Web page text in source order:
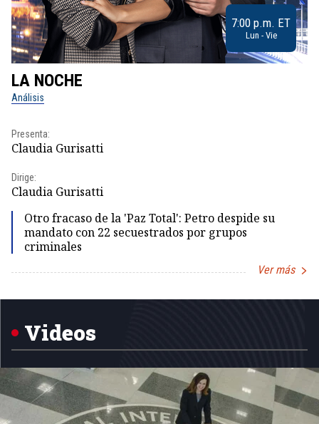
7:00 p.m. ET
Lun - Vie
LA NOCHE
Análisis
Presenta:
Claudia Gurisatti
Dirige:
Claudia Gurisatti
Otro fracaso de la 'Paz Total': Petro despide su
mandato con 22 secuestrados por grupos
criminales
Ver más
Videos